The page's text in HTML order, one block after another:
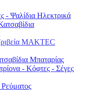
- Ψαλίδια Ηλεκτρικά
MAKTEC
Μπαταρίας
- Κόφτες - Σέγες
Ρεύματος